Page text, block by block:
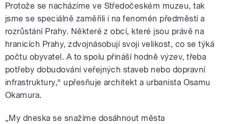
Protože se nacházíme ve Středočeském muzeu, tak
jsme se speciálně zaměřili i na fenomén předměstí a
rozrůstání Prahy. Některé z obcí, které jsou právě na
hranicích Prahy, zdvojnásobují svoji velikost, co se týká
počtu obyvatel. A to spolu přináší hodně výzev, třeba
potřeby dobudování veřejných staveb nebo dopravní
infrastruktury,“ upřesňuje architekt a urbanista Osamu
Okamura.
„My dneska se snažíme dosáhnout města